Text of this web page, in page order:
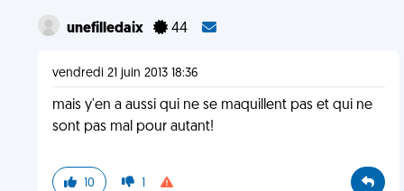
unefilledaix 44
vendredi 21 juin 2013 18:36
mais y'en a aussi qui ne se maquillent pas et qui ne
sont pas mal pour autant!
10 1